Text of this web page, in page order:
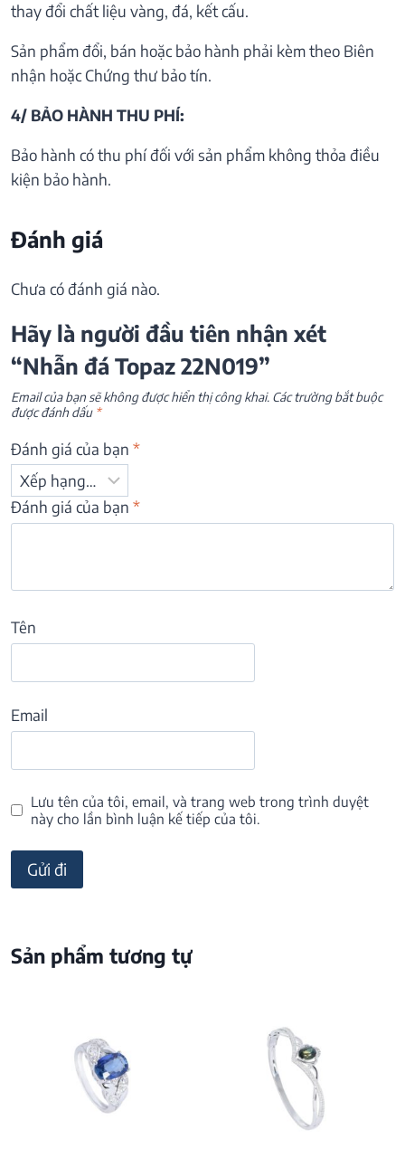
thay đổi chất liệu vàng, đá, kết cấu.
Sản phẩm đổi, bán hoặc bảo hành phải kèm theo Biên
nhận hoặc Chứng thư bảo tín.
4/ BẢO HÀNH THU PHÍ:
Bảo hành có thu phí đối với sản phẩm không thỏa điều
kiện bảo hành.
Đánh giá
Chưa có đánh giá nào.
Hãy là người đầu tiên nhận xét
“Nhẫn đá Topaz 22N019”
Email của bạn sẽ không được hiển thị công khai. Các trường bắt buộc
được đánh dấu *
Đánh giá của bạn *
Đánh giá của bạn *
Tên
Email
Lưu tên của tôi, email, và trang web trong trình duyệt
này cho lần bình luận kế tiếp của tôi.
Sản phẩm tương tự